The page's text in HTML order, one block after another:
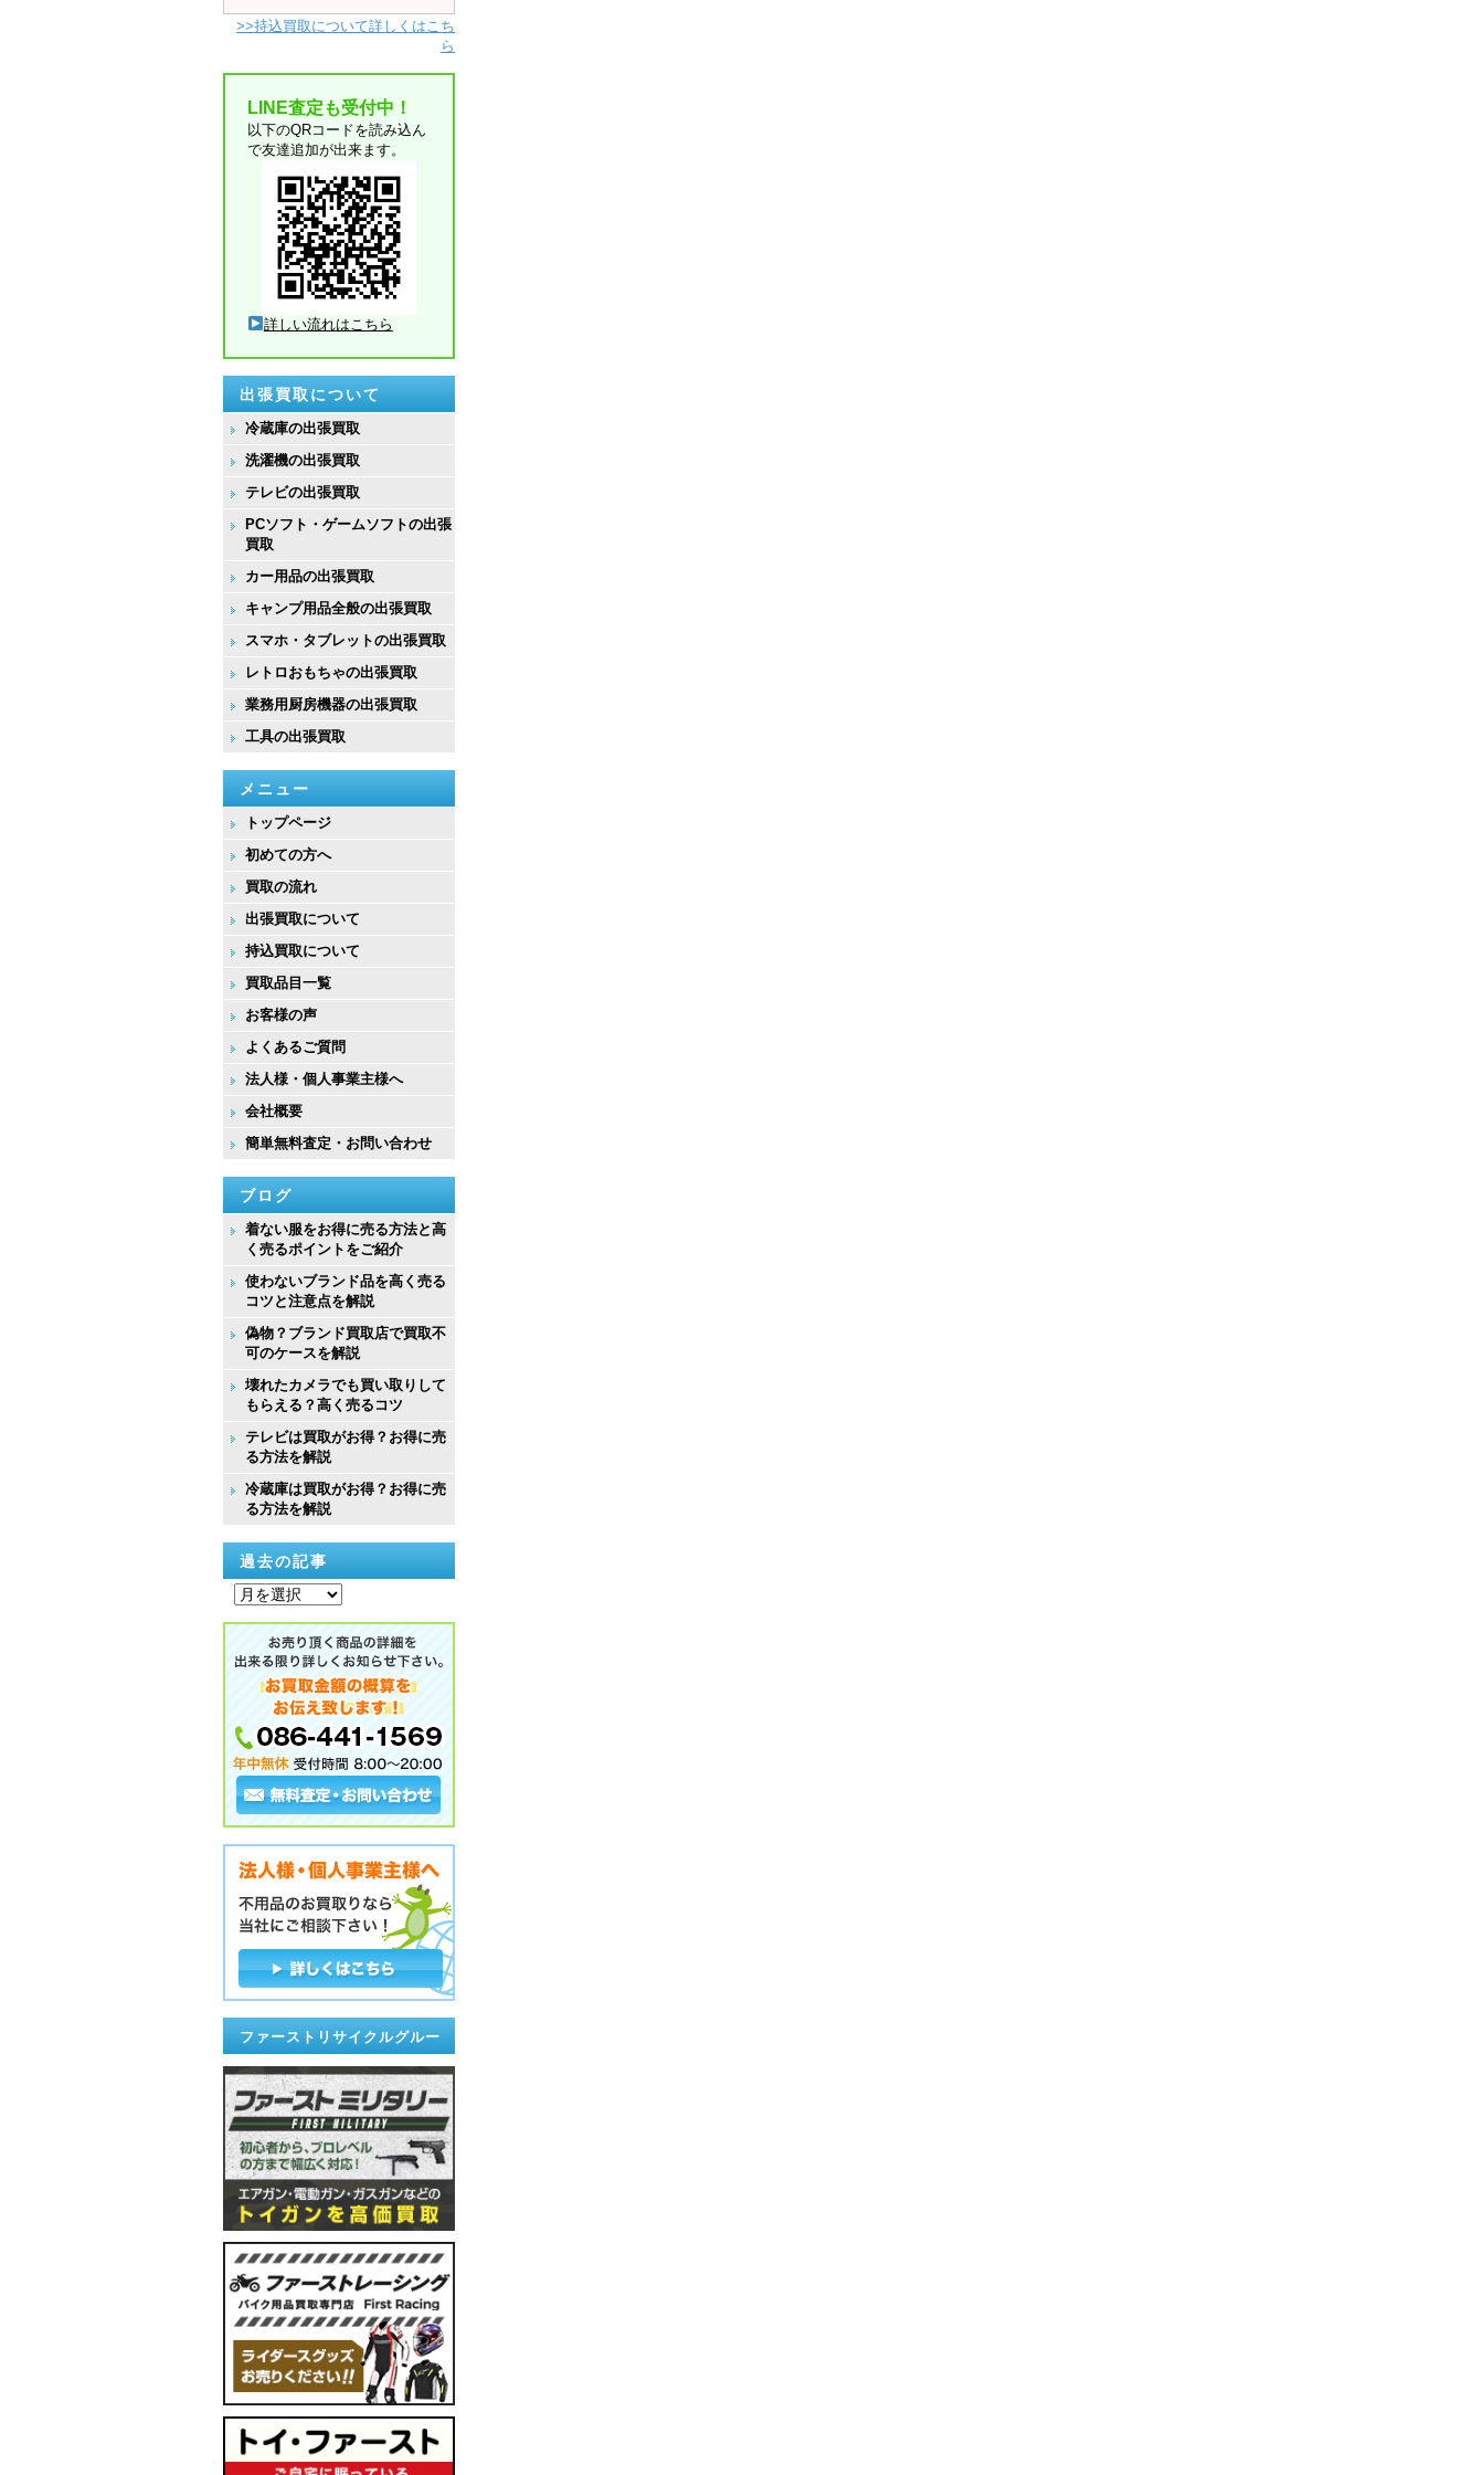
>>持込買取について詳しくはこち
ら
LINE査定も受付中！
以下のQRコードを読み込ん
で友達追加が出来ます。
詳しい流れはこちら
出張買取について
冷蔵庫の出張買取
洗濯機の出張買取
テレビの出張買取
PCソフト・ゲームソフトの出張
買取
カー用品の出張買取
キャンプ用品全般の出張買取
スマホ・タブレットの出張買取
レトロおもちゃの出張買取
業務用厨房機器の出張買取
工具の出張買取
メニュー
トップページ
初めての方へ
買取の流れ
出張買取について
持込買取について
買取品目一覧
お客様の声
よくあるご質問
法人様・個人事業主様へ
会社概要
簡単無料査定・お問い合わせ
ブログ
着ない服をお得に売る方法と高
く売るポイントをご紹介
使わないブランド品を高く売る
コツと注意点を解説
偽物？ブランド買取店で買取不
可のケースを解説
壊れたカメラでも買い取りして
もらえる？高く売るコツ
テレビは買取がお得？お得に売
る方法を解説
冷蔵庫は買取がお得？お得に売
る方法を解説
過去の記事
過
去
の
事
ファーストリサイクルグルー
プ